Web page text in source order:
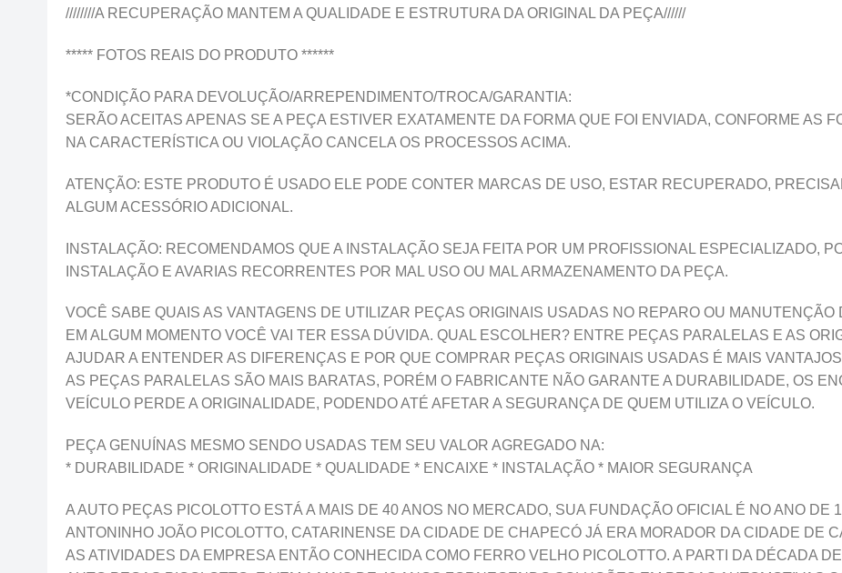
////////A RECUPERAÇÃO MANTEM A QUALIDADE E ESTRUTURA DA ORIGINAL DA PEÇA//////
***** FOTOS REAIS DO PRODUTO ******
*CONDIÇÃO PARA DEVOLUÇÃO/ARREPENDIMENTO/TROCA/GARANTIA:
SERÃO ACEITAS APENAS SE A PEÇA ESTIVER EXATAMENTE DA FORMA QUE FOI ENVIADA, CONFORME AS
NA CARACTERÍSTICA OU VIOLAÇÃO CANCELA OS PROCESSOS ACIMA.
ATENÇÃO: ESTE PRODUTO É USADO ELE PODE CONTER MARCAS DE USO, ESTAR RECUPERADO,
ALGUM ACESSÓRIO ADICIONAL.
INSTALAÇÃO: RECOMENDAMOS QUE A INSTALAÇÃO SEJA FEITA POR UM PROFISSIONAL ESPECIALIZADO,
INSTALAÇÃO E AVARIAS RECORRENTES POR MAL USO OU MAL ARMAZENAMENTO DA PEÇA.
VOCÊ SABE QUAIS AS VANTAGENS DE UTILIZAR PEÇAS ORIGINAIS USADAS NO REPARO OU MANUTENÇÃO
EM ALGUM MOMENTO VOCÊ VAI TER ESSA DÚVIDA. QUAL ESCOLHER? ENTRE PEÇAS PARALELAS E AS
AJUDAR A ENTENDER AS DIFERENÇAS E POR QUE COMPRAR PEÇAS ORIGINAIS USADAS É MAIS
AS PEÇAS PARALELAS SÃO MAIS BARATAS, PORÉM O FABRICANTE NÃO GARANTE A DURABILIDADE, OS
VEÍCULO PERDE A ORIGINALIDADE, PODENDO ATÉ AFETAR A SEGURANÇA DE QUEM UTILIZA O VEÍCULO.
PEÇA GENUÍNAS MESMO SENDO USADAS TEM SEU VALOR AGREGADO NA:
* DURABILIDADE * ORIGINALIDADE * QUALIDADE * ENCAIXE * INSTALAÇÃO * MAIOR SEGURANÇA
A AUTO PEÇAS PICOLOTTO ESTÁ A MAIS DE 40 ANOS NO MERCADO, SUA FUNDAÇÃO OFICIAL É NO ANO DE
ANTONINHO JOÃO PICOLOTTO, CATARINENSE DA CIDADE DE CHAPECÓ JÁ ERA MORADOR DA CIDADE DE
AS ATIVIDADES DA EMPRESA ENTÃO CONHECIDA COMO FERRO VELHO PICOLOTTO. A PARTI DA DÉCADA